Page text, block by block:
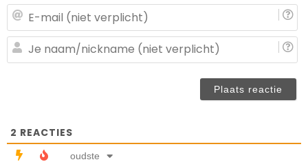
2 REACTIES
oudste